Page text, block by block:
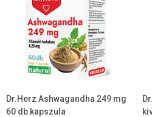
Dr.Herz Ashwagandha 249 mg
60 db kapszula